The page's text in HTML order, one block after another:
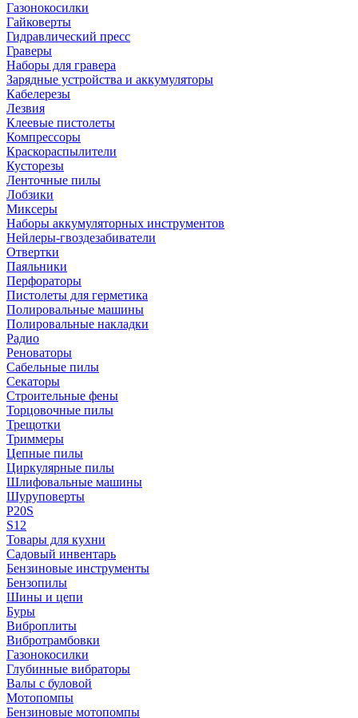
Газонокосилки
Гайковерты
Гидравлический пресс
Граверы
Наборы для гравера
Зарядные устройства и аккумуляторы
Кабелерезы
Лезвия
Клеевые пистолеты
Компрессоры
Краскораспылители
Кусторезы
Ленточные пилы
Лобзики
Миксеры
Наборы аккумуляторных инструментов
Нейлеры-гвоздезабиватели
Отвертки
Паяльники
Перфораторы
Пистолеты для герметика
Полировальные машины
Полировальные накладки
Радио
Реноваторы
Сабельные пилы
Секаторы
Строительные фены
Торцовочные пилы
Трещотки
Триммеры
Цепные пилы
Циркулярные пилы
Шлифовальные машины
Шуруповерты
P20S
S12
Товары для кухни
Садовый инвентарь
Бензиновые инструменты
Бензопилы
Шины и цепи
Буры
Виброплиты
Вибротрамбовки
Газонокосилки
Глубинные вибраторы
Валы с буловой
Мотопомпы
Бензиновые мотопомпы